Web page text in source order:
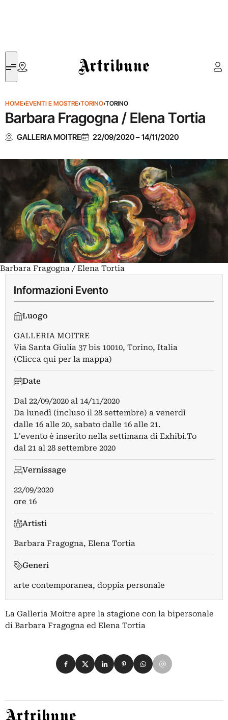
Artribune
HOME›EVENTI E MOSTRE›TORINO›TORINO
Barbara Fragogna / Elena Tortia
GALLERIA MOITRE 22/09/2020–14/11/2020
Barbara Fragogna / Elena Tortia
Informazioni Evento
Luogo
GALLERIA MOITRE
Via Santa Giulia 37 bis 10010, Torino, Italia
(Clicca qui per la mappa)
Date
Dal 22/09/2020 al 14/11/2020
Da lunedì (incluso il 28 settembre) a venerdì
dalle 16 alle 20, sabato dalle 16 alle 21.
L'evento è inserito nella settimana di Exhibi.To
dal 21 al 28 settembre 2020
Vernissage
22/09/2020
ore 16
Artisti
Barbara Fragogna, Elena Tortia
Generi
arte contemporanea, doppia personale
La Galleria Moitre apre la stagione con la bipersonale
di Barbara Fragogna ed Elena Tortia
Condividi su Facebook
Condividi su X
Condividi su LinkedIn
Condividi su Pinterest
Condividi su WhatsApp
Condividi su Email
Artribune